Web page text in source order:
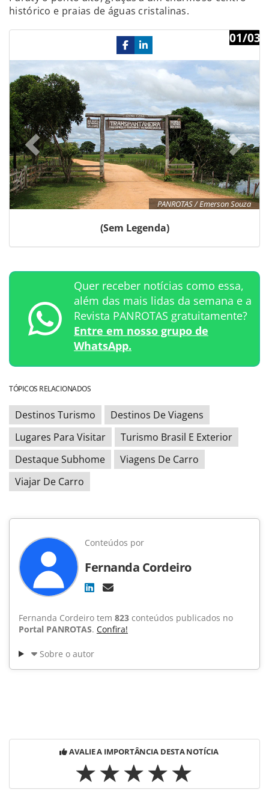
histórico e praias de águas cristalinas.
PANROTAS / Emerson Souza
01/03
(Sem Legenda)
Previous
Quer receber notícias como essa,
além das mais lidas da semana e a
Revista PANROTAS gratuitamente?
Entre em nosso grupo de
WhatsApp.
TÓPICOS RELACIONADOS
Destinos Turismo
Destinos De Viagens
Lugares Para Visitar
Turismo Brasil E Exterior
Destaque Subhome
Viagens De Carro
Viajar De Carro
Conteúdos por
Fernanda Cordeiro
Fernanda Cordeiro tem 823 conteúdos publicados no
Portal PANROTAS. Confira!
Sobre o autor
AVALIE A IMPORTÂNCIA DESTA NOTÍCIA